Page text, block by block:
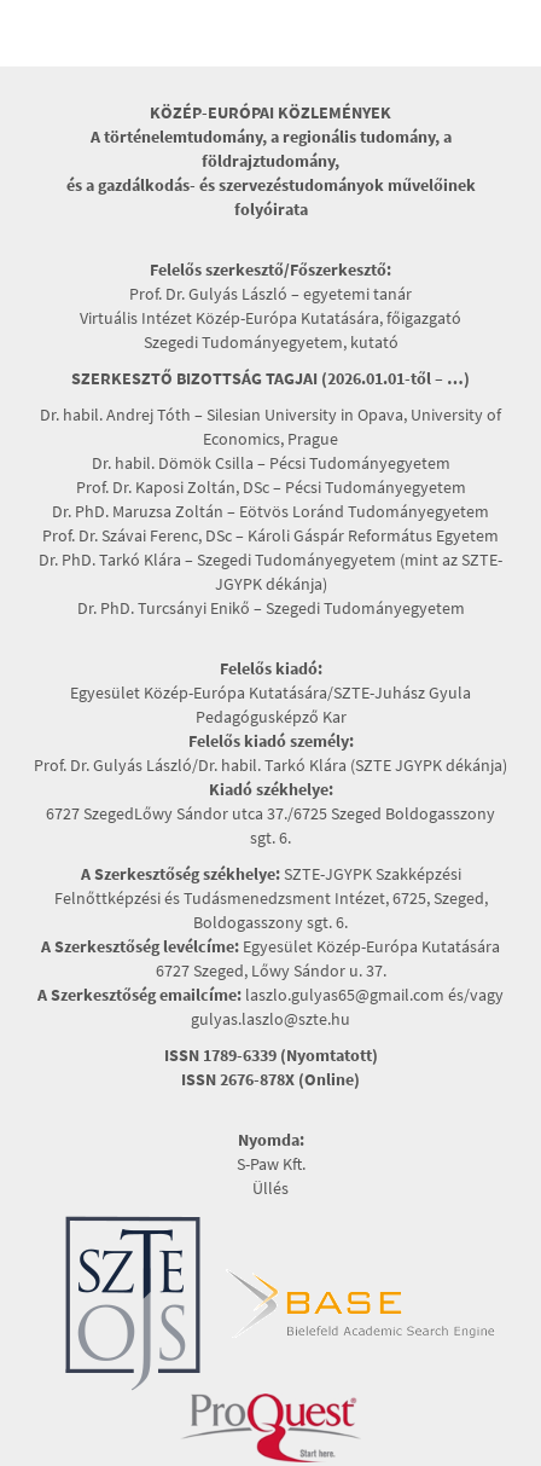
KÖZÉP-EURÓPAI KÖZLEMÉNYEK
A történelemtudomány, a regionális tudomány, a
földrajztudomány,
és a gazdálkodás- és szervezéstudományok művelőinek
folyóirata
Felelős szerkesztő/Főszerkesztő:
Prof. Dr. Gulyás László – egyetemi tanár
Virtuális Intézet Közép-Európa Kutatására, főigazgató
Szegedi Tudományegyetem, kutató
SZERKESZTŐ BIZOTTSÁG TAGJAI (2026.01.01-től – …)
Dr. habil. Andrej Tóth – Silesian University in Opava, University of
Economics, Prague
Dr. habil. Dömök Csilla – Pécsi Tudományegyetem
Prof. Dr. Kaposi Zoltán, DSc – Pécsi Tudományegyetem
Dr. PhD. Maruzsa Zoltán – Eötvös Loránd Tudományegyetem
Prof. Dr. Szávai Ferenc, DSc – Károli Gáspár Református Egyetem
Dr. PhD. Tarkó Klára – Szegedi Tudományegyetem (mint az SZTE-
JGYPK dékánja)
Dr. PhD. Turcsányi Enikő – Szegedi Tudományegyetem
Felelős kiadó:
Egyesület Közép-Európa Kutatására/SZTE-Juhász Gyula
Pedagógusképző Kar
Felelős kiadó személy:
Prof. Dr. Gulyás László/Dr. habil. Tarkó Klára (SZTE JGYPK dékánja)
Kiadó székhelye:
6727 SzegedLőwy Sándor utca 37./6725 Szeged Boldogasszony
sgt. 6.
A Szerkesztőség székhelye:SZTE-JGYPK Szakképzési
Felnőttképzési és Tudásmenedzsment Intézet, 6725, Szeged,
Boldogasszony sgt. 6.
A Szerkesztőség levélcíme: Egyesület Közép-Európa Kutatására
6727 Szeged, Lőwy Sándor u. 37.
A Szerkesztőség emailcíme: laszlo.gulyas65@gmail.com és/vagy
gulyas.laszlo@szte.hu
ISSN 1789-6339 (Nyomtatott)
ISSN 2676-878X (Online)
Nyomda:
S-Paw Kft.
Üllés